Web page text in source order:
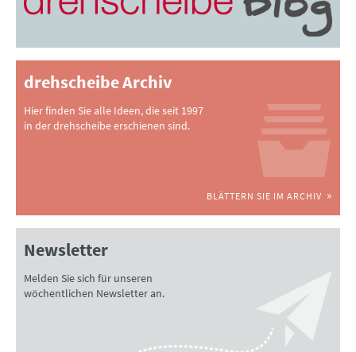
drehscheibe Archiv
Hier finden Sie alle Ideen, die seit 1997
in der drehscheibe erschienen sind.
BLÄTTERN SIE IM ARCHIV
Newsletter
Melden Sie sich für unseren
wöchentlichen Newsletter an.